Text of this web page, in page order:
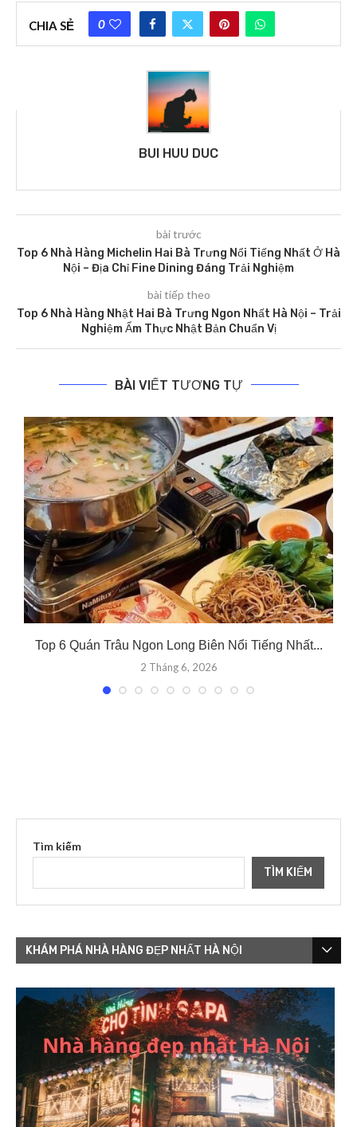
CHIA SẺ 0
BUI HUU DUC
bài trước
Top 6 Nhà Hàng Michelin Hai Bà Trưng Nổi Tiếng Nhất Ở Hà
Nội – Địa Chỉ Fine Dining Đáng Trải Nghiệm
bài tiếp theo
Top 6 Nhà Hàng Nhật Hai Bà Trưng Ngon Nhất Hà Nội – Trải
Nghiệm Ẩm Thực Nhật Bản Chuẩn Vị
BÀI VIẾT TƯƠNG TỰ
Top 6 Quán Trâu Ngon Long Biên Nổi Tiếng Nhất...
2 Tháng 6, 2026
Tìm kiếm
TÌM KIẾM
KHÁM PHÁ NHÀ HÀNG ĐẸP NHẤT HÀ NỘI